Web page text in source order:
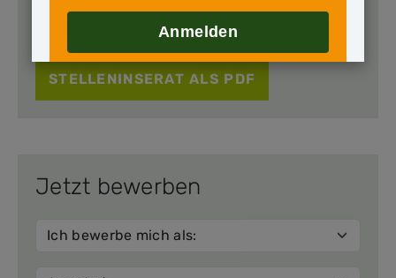
Anmelden
JETZT BEWERBEN
STELLENINSERAT ALS PDF
Jetzt bewerben